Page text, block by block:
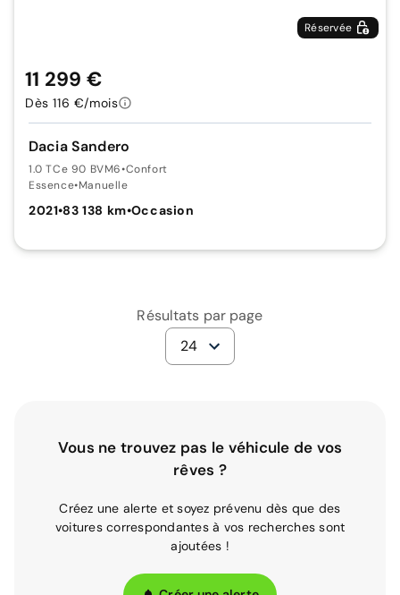
Réservée
Dacia Sandero
1.0 TCe 90 BVM6•Confort
Essence•Manuelle
2021•83 138 km•Occasion
11 299 €
Dès 116 €/mois
Résultats par page
24
Vous ne trouvez pas le véhicule de vos
rêves ?
Créez une alerte et soyez prévenu dès que des
voitures correspondantes à vos recherches sont
ajoutées !